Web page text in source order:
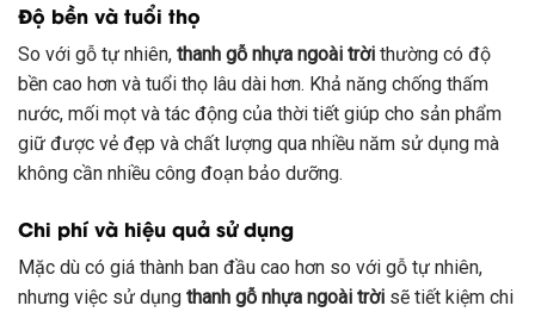
Độ bền và tuổi thọ
So với gỗ tự nhiên, thanh gỗ nhựa ngoài trời thường có độ
bền cao hơn và tuổi thọ lâu dài hơn. Khả năng chống thấm
nước, mối mọt và tác động của thời tiết giúp cho sản phẩm
giữ được vẻ đẹp và chất lượng qua nhiều năm sử dụng mà
không cần nhiều công đoạn bảo dưỡng.
Chi phí và hiệu quả sử dụng
Mặc dù có giá thành ban đầu cao hơn so với gỗ tự nhiên,
nhưng việc sử dụng thanh gỗ nhựa ngoài trời sẽ tiết kiệm chi